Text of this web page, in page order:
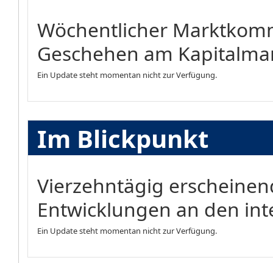
Wöchentlicher
Geschehen am
Ein Update steht momentan nicht zur Verfügung.
Im Blickpunkt
Vierzehntägig
Entwicklungen an den
Ein Update steht momentan nicht zur Verfügung.